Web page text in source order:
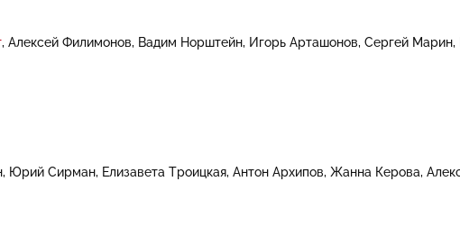
Алексей Филимонов Вадим Норштейн Игорь Арташонов Сергей Марин
Юрий Сирман Елизавета Троицкая Антон Архипов Жанна Керова